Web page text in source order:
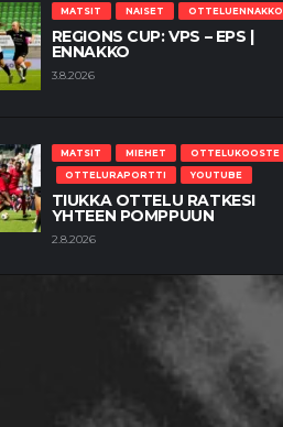
MATSIT NAISET OTTELUENNAKKO
REGIONS CUP: VPS – EPS |
ENNAKKO
3.8.2026
MATSIT MIEHET
OTTELUKOOSTE
OTTELURAPORTTI
YOUTUBE
TIUKKA OTTELU RATKESI
YHTEEN POMPPUUN
2.8.2026